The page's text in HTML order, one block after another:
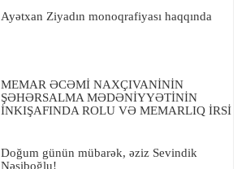
Ayətxan Ziyadın monoqrafiyası haqqında
MEMAR ƏCƏMİ NAXÇIVANİNİN
ŞƏHƏRSALMA MƏDƏNİYYƏTİNİN
İNKIŞAFINDA ROLU VƏ MEMARLIQ İRSİ
Doğum günün mübarək, əziz Sevindik
Nəsiboğlu!